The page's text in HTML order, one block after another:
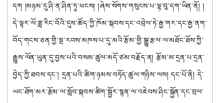
དག །མཉམ་དུ་ཤི་ན་ཤིན་ཏུ་ཕངས། །ཞེས་སོགས་གསུངས་པ་ལྟ་བུ་དག་ཡིན་ནོ། །
དེ་ལྟར་ལོ་ཟླ་རིང་བོའི་དུས་ཚོད་ཀྱི་ཁོམ་སྐབས་དང་འབྲེལ་ཏེ་རྒྱ་གར་དང་རྒྱ་ནག་
བོད་གངས་ཅན་གྱི་སྔ་རབས་མཁས་པ་དུ་མའི་རྩོམ་གྱི་སྒྱུ་རྩལ་ལ་མཐོང་ཐོས་ཀྱི་
རྒྱུས་ལོན་ཡུན་དུ་བྱས་པའི་བསམ་ཚུལ་མདོ་ཙམ་བརྗོད་ན། རྩོམ་མ་དྲན་པ་དྲན་
བྱེད་ཀྱི་ཐབས་དང་། དྲན་པའི་ཚིག་ཉམས་བཏོད་ཚུལ་གཉིས་ལས། དང་པོ་ནི། དེ་
ཡང་ཐོག་མར་རྩོམ་ལ་སློབ་སྐབས་ཚིག་སྦྱོར་སྙན་ལ་འཇེབས་ཤིང་སྐྱོན་དང་བྲལ་